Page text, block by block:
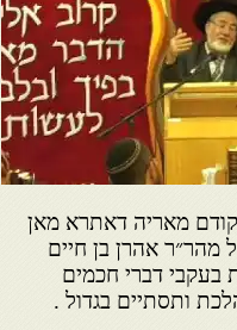
קודם מאריה דאתרא מאן
אהרן בן חיים
בעקבי דברי חכמים
ותסתיים בגדול .